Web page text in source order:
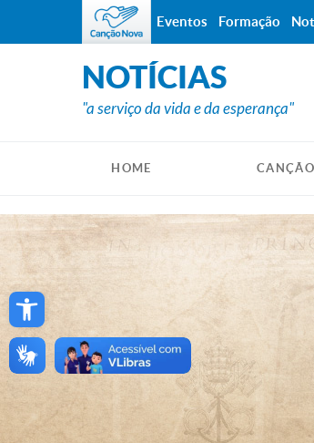
Open toolbar
NOTÍCIAS
"a serviço da vida e da esperança"
HOME
Eventos Formação